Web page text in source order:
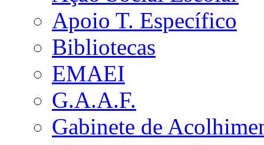
Apoio T. Específico
Bibliotecas
EMAEI
G.A.A.F.
Gabinete de